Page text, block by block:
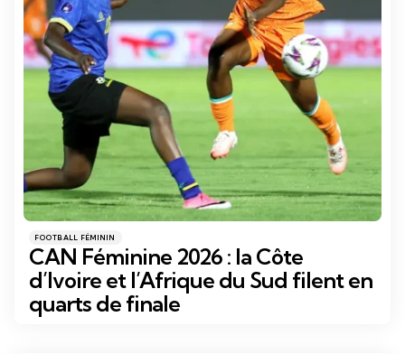
Catégories
Posté
dans
FOOTBALL FÉMININ
CAN Féminine 2026 : la Côte
d’Ivoire et l’Afrique du Sud filent en
quarts de finale